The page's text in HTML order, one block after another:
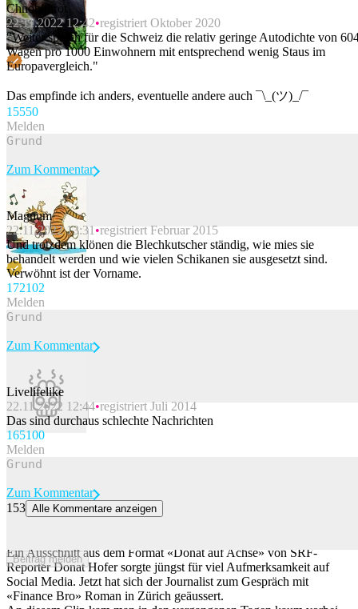
Chnoblibrot
22.11.2022 12:42 registriert Oktober 2020
"Weiter sprach für die Schweiz die relativ geringe Autodichte von
Wagen pro 1000 Einwohnern mit entsprechend wenig Staus im
Europavergleich."
Das empfinde ich anders, eventuelle andere auch ¯\_(ツ)_/¯
15550
Melden
Beitrag melden
Zum Kommentar
Magnum
22.11.2022 13:31 registriert Februar 2015
Und trotzdem klönen die Blechkutscher ständig, wie mies sie
behandelt werden und wie vielen Schikanen sie ausgesetzt sind.
Verwöhnt ist der Vorname.
172102
Melden
Beitrag melden
Zum Kommentar
Livelifelike
22.11.2022 12:44 registriert Juli 2014
Das sind durchaus schlechte Nachrichten
165100
Melden
Beitrag melden
Zum Kommentar
153 Alle Kommentare anzeigen
Ein Ausschnitt aus dem Format «Donat auf Achse» von SRF-
Reporter Donat Hofer sorgte jüngst für viel Aufmerksamkeit auf
Social Media. Jetzt hat sich der Journalist zum Gespräch mit
«Finance Bro» Roman in Zürich geäussert.